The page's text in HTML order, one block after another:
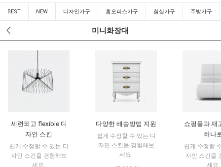
BEST NEW 디자인가구 홈오피스가구 침실가구 주방가구
미니화장대
세련되고 flexible 디
자인 스킨
쉽게 수정할 수 있는 디
자인 스킨을 경험해보
세요.
다양한 배송방법 지원
쉽게 수정할 수 있는 디
자인 스킨을 경험해보
세요.
쇼핑몰과 재
하나
쉽게 수정할
자인 스킨을
세요.